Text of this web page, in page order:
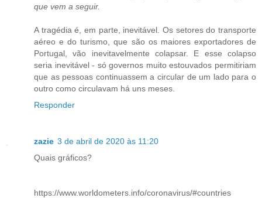
que vem a seguir.
A tragédia é, em parte, inevitável. Os setores do transporte
aéreo e do turismo, que são os maiores exportadores de
Portugal, vão inevitavelmente colapsar. E esse colapso
seria inevitável - só governos muito estouvados permitiriam
que as pessoas continuassem a circular de um lado para o
outro como circulavam há uns meses.
Responder
zazie 3 de abril de 2020 às 11:20
Quais gráficos?
https://www.worldometers.info/coronavirus/#countries